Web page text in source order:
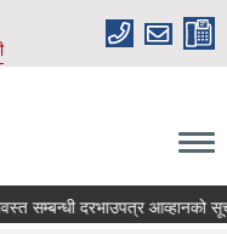
सम्बन्धी दरभाउपत्र आव्हानको